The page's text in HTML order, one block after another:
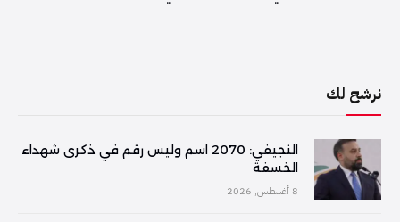
نرشح لك
النجيفي: 2070 اسم وليس رقم في ذكرى شهداء
الخسفة
8 أغسطس, 2026